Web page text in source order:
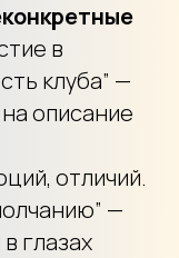
в
клуба” —
описание
отличий.
—
глазах